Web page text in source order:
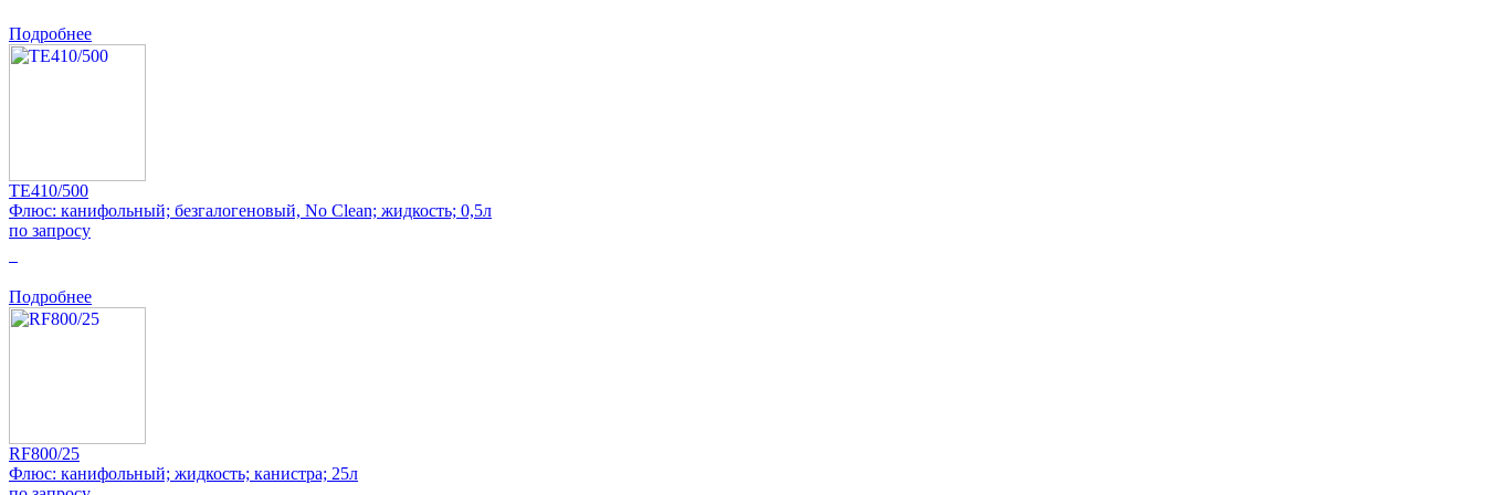
Подробнее
TE410/500
Флюс: канифольный; безгалогеновый, No Clean; жидкость; 0,5л
по запросу
Подробнее
RF800/25
Флюс: канифольный; жидкость; канистра; 25л